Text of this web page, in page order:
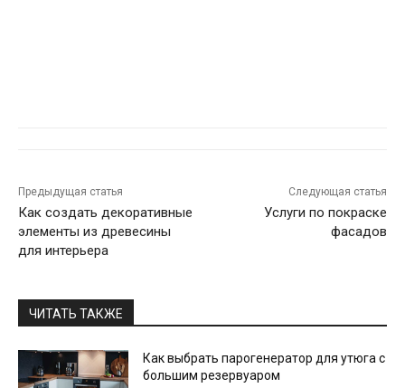
Предыдущая статья
Как создать декоративные
элементы из древесины
для интерьера
Следующая статья
Услуги по покраске
фасадов
ЧИТАТЬ ТАКЖЕ
Как выбрать парогенератор для утюга с
большим резервуаром